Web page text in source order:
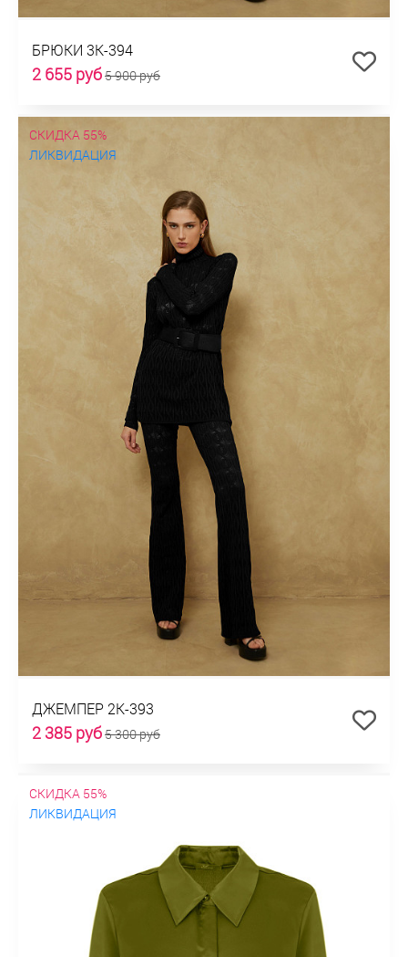
БРЮКИ 3К-394
2 655 руб5 900 руб
СКИДКА 55%
ЛИКВИДАЦИЯ
ДЖЕМПЕР 2К-393
2 385 руб5 300 руб
СКИДКА 55%
ЛИКВИДАЦИЯ